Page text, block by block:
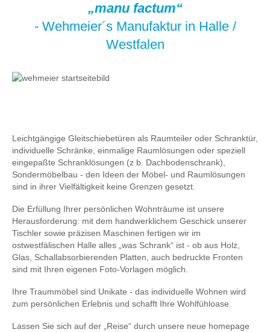
„manu factum“
- Wehmeier´s Manufaktur in Halle /
Westfalen
Leichtgängige Gleitschiebetüren als Raumteiler oder Schranktür,
individuelle Schränke, einmalige Raumlösungen oder speziell
eingepaßte Schranklösungen (z b. Dachbodenschrank),
Sondermöbelbau - den Ideen der Möbel- und Raumlösungen
sind in ihrer Vielfältigkeit keine Grenzen gesetzt.
Die Erfüllung Ihrer persönlichen Wohnträume ist unsere
Herausforderung: mit dem handwerklichem Geschick unserer
Tischler sowie präzisen Maschinen fertigen wir im
ostwestfälischen Halle alles „was Schrank“ ist - ob aus Holz,
Glas, Schallabsorbierenden Platten, auch bedruckte Fronten
sind mit Ihren eigenen Foto-Vorlagen möglich.
Ihre Traummöbel sind Unikate - das individuelle Wohnen wird
zum persönlichen Erlebnis und schafft Ihre Wohlfühloase.
Lassen Sie sich auf der „Reise“ durch unsere neue homepage